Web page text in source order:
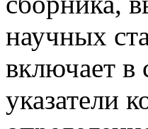
научных
включает в
указатели